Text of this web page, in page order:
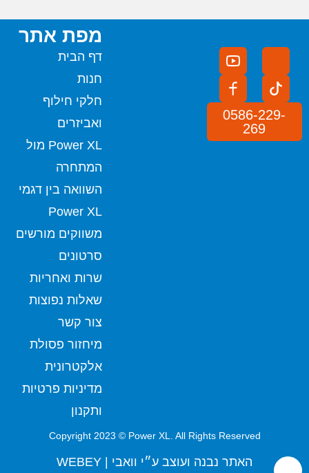
0586-229-
269
מפת אתר
דף הבית
חנות
חלקי חילוף
ואביזרים
Power XL מול
המתחרה
השוואה בין דגמי
Power XL
משווקים מורשים
סרטונים
שרות ואחריות
שאלות נפוצות
צור קשר
מיחזור פסולת
אלקטרונית
מדיניות פרטיות
ותקנון
Copyright 2023 © Power XL. All Rights Reserved
האתר נבנה ועוצב ע״י וואבי | WEBEY